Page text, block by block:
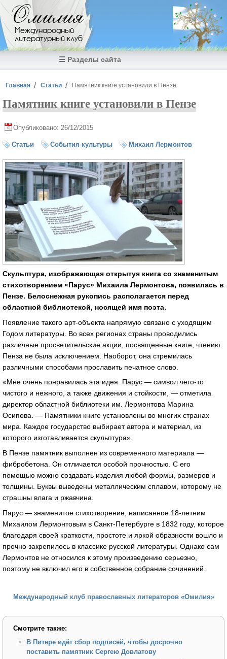
Перейти к основному содержанию
Омилия
Международный
литературный клуб
☰ Разделы сайта
Вы здесь
Главная Статьи Памятник книге установили в Пензе
Памятник книге установили в Пензе
Опубликовано: 26/12/2015
Статьи События культуры Михаил Лермонтов
Скульптура, изображающая открытуя книга со знаменитым
стихотворением «Парус» Михаила Лермонтова, появилась в
Пензе. Белоснежная рукопись располагается перед
областной библиотекой, носящей имя поэта.
Появление такого арт-объекта напрямую связано с уходящим
Годом литературы. Во всех регионах страны проводились
различные просветительские акции, посвященные книге, чтению.
Пенза не была исключением. Наоборот, она стремилась
различными способами прославить печатное слово.
«Мне очень понравилась эта идея. Парус — символ чего-то
чистого и нежного, а также движения и стойкости, — отметила
директор областной библиотеки им. Лермонтова Марина
Осипова. — Памятники книге установлены во многих странах
мира. Каждое государство выбирает автора и материал, из
которого изготавливается скульптура».
В Пензе памятник выполнен из современного материала —
фибробетона. Он отличается особой прочностью. С его
помощью можно создавать изделия любой формы, размеров и
толщины. Буквы выведены металлическим сплавом, которому не
страшны влага и ржавчина.
Парус — знаменитое стихотворение, написанное 18-летним
Михаилом Лермонтовым в Санкт-Петербурге в 1832 году, которое
благодаря своей краткости, простоте и яркой образности вошло и
прочно закрепилось в классике русской литературы. Однако сам
Лермонтов не относился к этому произведению серьезно,
поэтому не включил его в собственное собрание сочинений.
Международный клуб православных литераторов «Омилия»
Смотрите также:
В Питере идёт сбор подписей, чтобы досрочно
поставить памятник Сергею Довлатову